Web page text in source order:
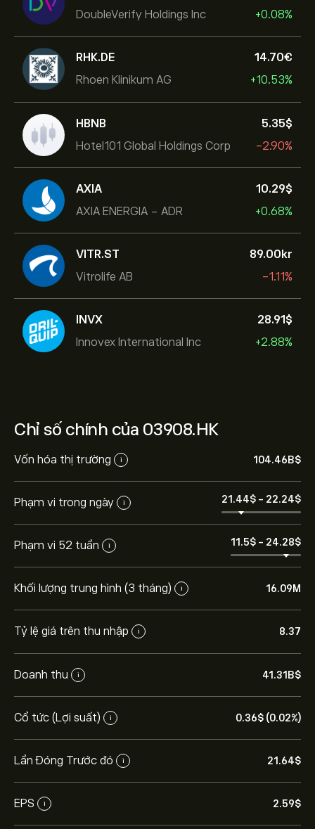
DoubleVerify Holdings Inc
+0.08%
RHK.DE
Rhoen Klinikum AG
14.70‎€‎
+10.53%
HBNB
Hotel101 Global Holdings Corp
5.35‎$‎
-2.90%
AXIA
AXIA ENERGIA - ADR
10.29‎$‎
+0.68%
VITR.ST
Vitrolife AB
89.00‎kr‎
-1.11%
INVX
Innovex International Inc
28.91‎$‎
+2.88%
Chỉ số chính của 03908.HK
Vốn hóa thị trường i 104.46B‎$‎
Phạm vi trong ngày i 21.44‎$‎ - 22.24‎$‎
Phạm vi 52 tuần i 11.5‎$‎ - 24.28‎$‎
Khối lượng trung hình (3 tháng) i 16.09M
Tỷ lệ giá trên thu nhập i 8.37
Doanh thu i 41.31B‎$‎
Cổ tức (Lợi suất) i 0.36‎$‎ (0.02%)
Lần Đóng Trước đó i 21.64‎$‎
EPS i 2.59‎$‎